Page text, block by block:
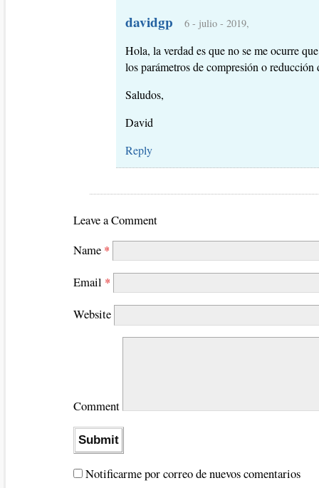
davidgp 6 - julio - 2019,
Hola, la verdad es que no se me ocurre
los parámetros de compresión o
Saludos,
David
Reply
Leave a Comment
Name *
Email *
Website
Comment
Notificarme por correo de nuevos comentarios